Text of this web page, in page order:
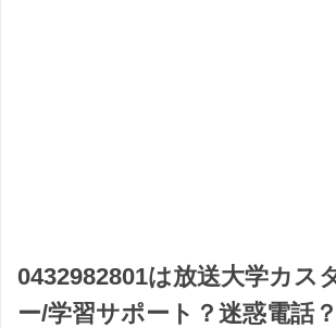
0432982801は放送大学カス
ー/学習サポート？迷惑電話